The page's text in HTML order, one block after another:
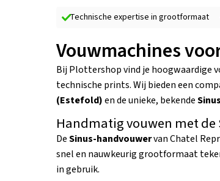
Technische expertise in grootformaat
Vouwmachines
Bij Plottershop vind je hoogwaardige
technische prints. Wij bieden een
(Estefold)en de unieke, bekende
Handmatig vouwen met
DeSinus-handvouwervan Chatel
snel en nauwkeurig grootformaat
in gebruik.